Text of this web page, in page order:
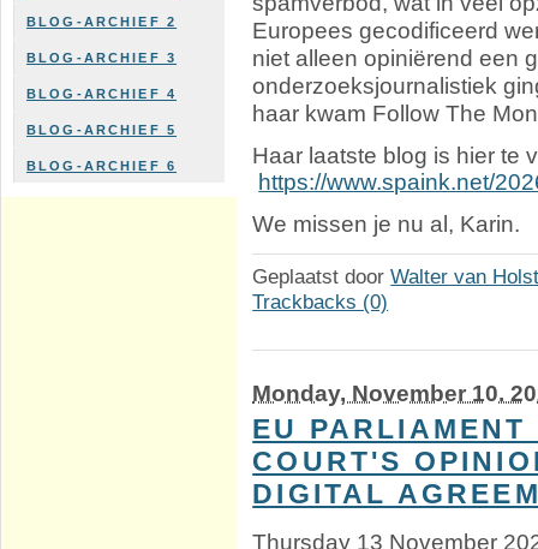
BLOG-ARCHIEF 2
BLOG-ARCHIEF 3
BLOG-ARCHIEF 4
BLOG-ARCHIEF 5
BLOG-ARCHIEF 6
Europees gecodificeerd
niet alleen opiniërend een
onderzoeksjournalistiek
haar kwam Follow The
Haar laatste blog is hier te
https://www.spaink.net/
We missen je nu al, Karin.
Geplaatst doorWalter van
Trackbacks (0)
Monday, November 10.
EU
COURT'S
DIGITAL
Thursday 13 November